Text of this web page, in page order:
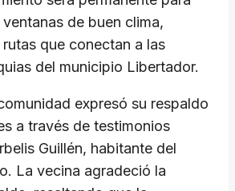
de buen clima,
que conectan a las
del municipio Libertador.
expresó su respaldo
a través de testimonios
Guillén, habitante del
La vecina agradeció la